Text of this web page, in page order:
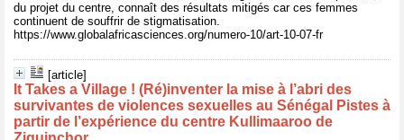
du projet du centre, connaît des résultats mitigés car ces femmes
continuent de souffrir de stigmatisation.
https://www.globalafricasciences.org/numero-10/art-10-07-fr
[article]
It Takes a Village ! (Ré)inventer la mise à l’abri des
survivantes de violences sexuelles au Sénégal Pistes à
partir de l’expérience du centre Kullimaaroo de